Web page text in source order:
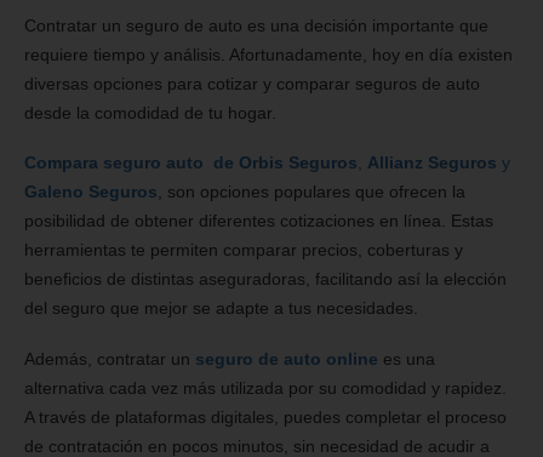
Contratar un seguro de auto es una decisión importante que
requiere tiempo y análisis. Afortunadamente, hoy en día existen
diversas opciones para cotizar y comparar seguros de auto
desde la comodidad de tu hogar.
Compara seguro auto de Orbis Seguros, Allianz Seguros y
Galeno Seguros, son opciones populares que ofrecen la
posibilidad de obtener diferentes cotizaciones en línea. Estas
herramientas te permiten comparar precios, coberturas y
beneficios de distintas aseguradoras, facilitando así la elección
del seguro que mejor se adapte a tus necesidades.
Además, contratar un seguro de auto online es una
alternativa cada vez más utilizada por su comodidad y rapidez.
A través de plataformas digitales, puedes completar el proceso
de contratación en pocos minutos, sin necesidad de acudir a